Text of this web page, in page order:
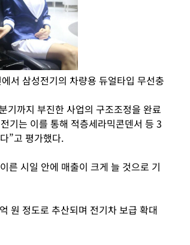
서 삼성전기의 차량용 듀얼타입 무선충
기까지 부진한 사업의 구조조정을 완료
기는 이를 통해 적층세라믹콘덴서 등 3
”고 평가했다.
른 시일 안에 매출이 크게 늘 것으로 기
원 정도로 추산되며 전기차 보급 확대